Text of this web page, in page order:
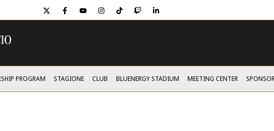
twitter facebook
youtubeinstagram
tiktoktwitchlinkedin
PROGRAM STAGIONE CLUB BLUENERGY STADIUM MEETING CENTER